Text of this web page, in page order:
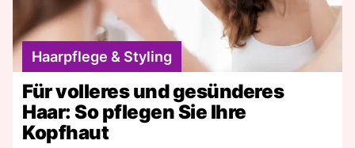
Haarpflege & Styling
Für volleres und gesünderes
Haar: So pflegen Sie Ihre
Kopfhaut